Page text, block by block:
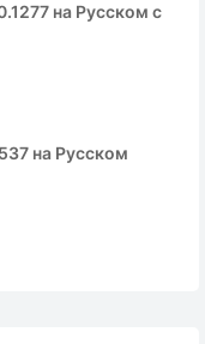
на Русском с
на Русском